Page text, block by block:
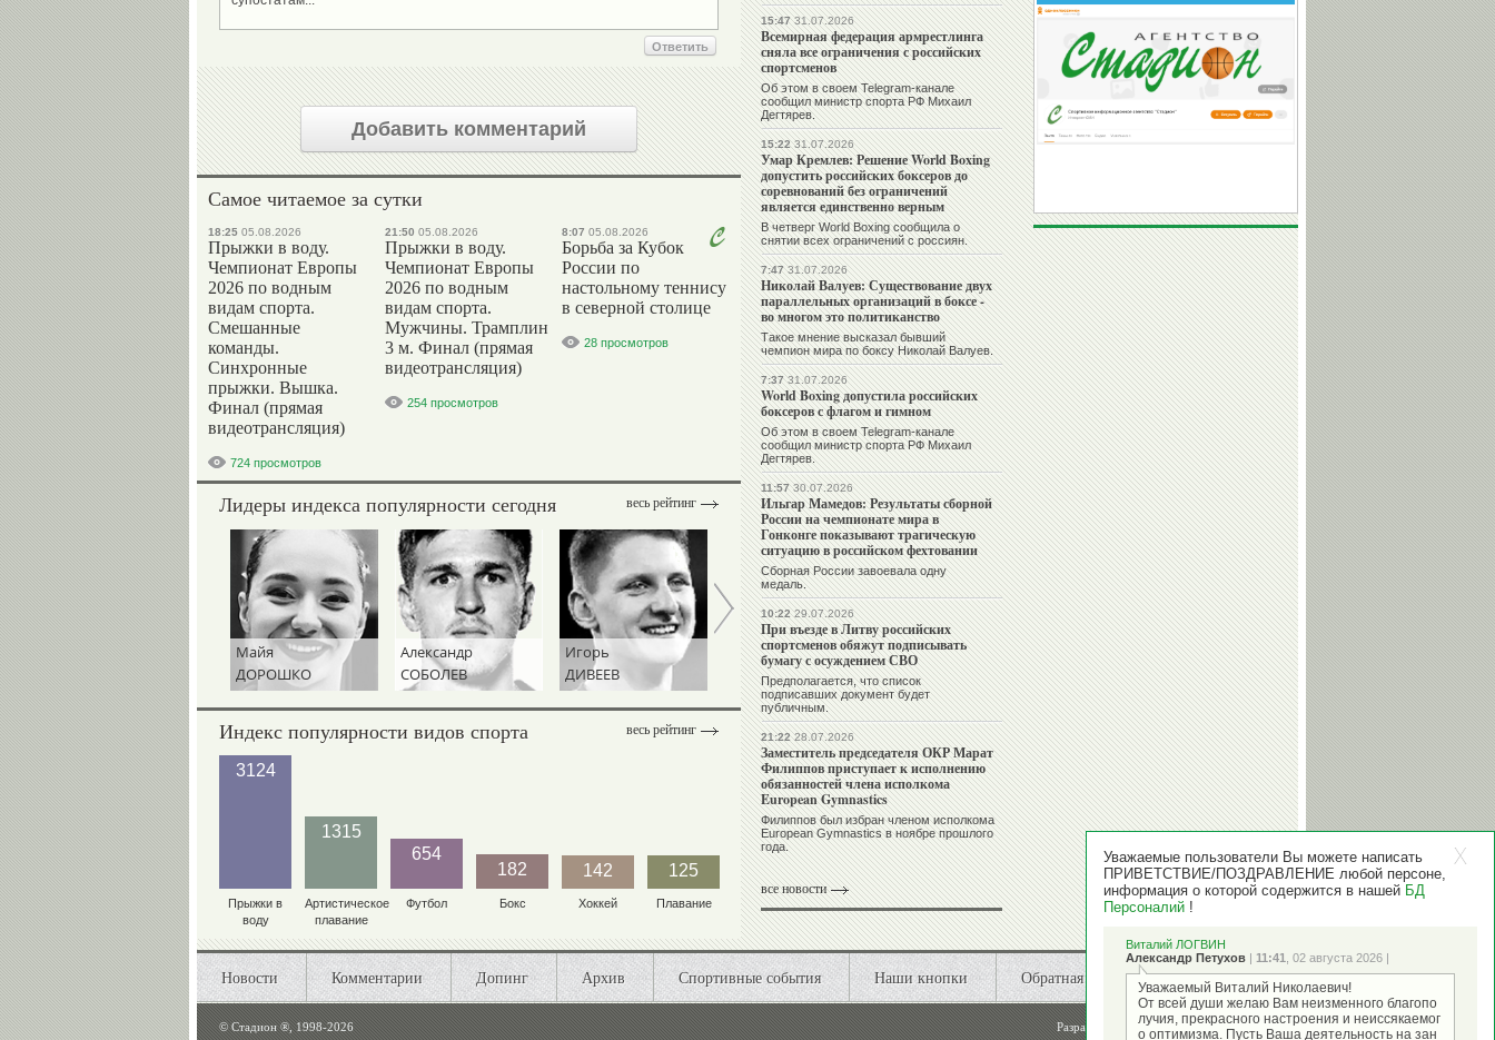
Ответить
Добавить комментарий
Самое читаемое за сутки
18:25 05.08.2026
Прыжки в воду.
Чемпионат Европы
2026 по водным
видам спорта.
Смешанные
команды.
Синхронные
прыжки. Вышка.
Финал (прямая
видеотрансляция)
724 просмотров
21:50 05.08.2026
Прыжки в воду.
Чемпионат Европы
2026 по водным
видам спорта.
Мужчины. Трамплин
3 м. Финал (прямая
видеотрансляция)
254 просмотров
8:07 05.08.2026
Борьба за Кубок
России по
настольному теннису
в северной столице
28 просмотров
весь рейтинг
Лидеры индекса популярности сегодня
Майя
ДОРОШКО
Александр
СОБОЛЕВ
Игорь
ДИВЕЕВ
Андрей
ТАЛАЛАЕВ
Станислав
ЧЕРЧЕСОВ
Сергей
СЕМАК
весь рейтинг
Индекс популярности видов спорта
3124
Прыжки в
воду
1315
Артистическое
плавание
654
Футбол
182
Бокс
142
Хоккей
125
Плавание
15:4731.07.2026
Всемирная федерация армрестлинга
сняла все ограничения с российских
спортсменов
Об этом в своем Telegram-канале
сообщил министр спорта РФ Михаил
Дегтярев.
15:2231.07.2026
Умар Кремлев: Решение World Boxing
допустить российских боксеров до
соревнований без ограничений
является единственно верным
В четверг World Boxing сообщила о
снятии всех ограничений с россиян.
7:4731.07.2026
Николай Валуев: Существование двух
параллельных организаций в боксе -
во многом это политиканство
Такое мнение высказал бывший
чемпион мира по боксу Николай Валуев.
7:3731.07.2026
World Boxing допустила российских
боксеров с флагом и гимном
Об этом в своем Telegram-канале
сообщил министр спорта РФ Михаил
Дегтярев.
11:5730.07.2026
Ильгар Мамедов: Результаты сборной
России на чемпионате мира в
Гонконге показывают трагическую
ситуацию в российском фехтовании
Сборная России завоевала одну
медаль.
10:2229.07.2026
При въезде в Литву российских
спортсменов обяжут подписывать
бумагу с осуждением СВО
Предполагается, что список
подписавших документ будет
публичным.
21:2228.07.2026
Заместитель председателя ОКР Марат
Филиппов приступает к исполнению
обязанностей члена исполкома
European Gymnastics
Филиппов был избран членом исполкома
European Gymnastics в ноябре прошлого
года.
все новости
Новости Комментарии Допинг Архив Спортивные события Наши кнопки Обратная связь
©Стадион ®, 1998-2026 Разработка и поддержкаООО "Стадион"
Уважаемые пользователи Вы можете написать
ПРИВЕТСТВИЕ/ПОЗДРАВЛЕНИЕ любой персоне,
информация о которой содержится в нашей БД
Персоналий !
Виталий ЛОГВИН
Александр Петухов | 11:41 , 02 августа 2026 |
Уважаемый Виталий Николаевич!
От всей души желаю Вам неизменного благопо
лучия, прекрасного настроения и неиссякаемог
о оптимизма. Пусть Ваша деятельность на зан